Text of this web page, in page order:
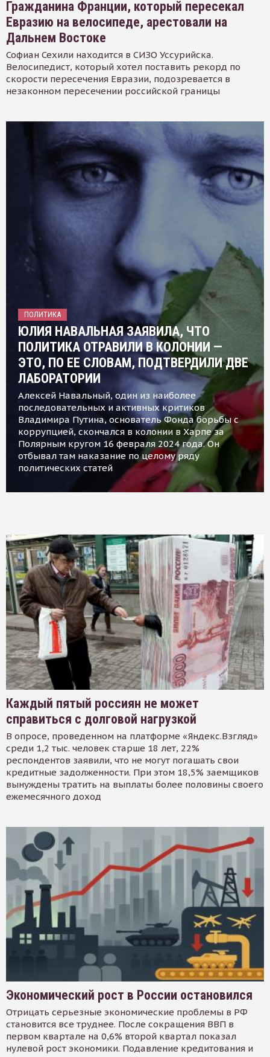
Гражданина Франции, который пересекал
Евразию на велосипеде, арестовали на
Дальнем Востоке
Софиан Сехили находится в СИЗО Уссурийска.
Велосипедист, который хотел поставить рекорд по
скорости пересечения Евразии, подозревается в
незаконном пересечении российской границы
ПОЛИТИКА
ЮЛИЯ НАВАЛЬНАЯ ЗАЯВИЛА, ЧТО
ПОЛИТИКА ОТРАВИЛИ В КОЛОНИИ —
ЭТО, ПО ЕЕ СЛОВАМ, ПОДТВЕРДИЛИ ДВЕ
ЛАБОРАТОРИИ
Алексей Навальный, один из наиболее
последовательных и активных критиков
Владимира Путина, основатель Фонда борьбы с
коррупцией, скончался в колонии в Харпе за
Полярным кругом 16 февраля 2024 года. Он
отбывал там наказание по целому ряду
политических статей
Каждый пятый россиян не может
справиться с долговой нагрузкой
В опросе, проведенном на платформе «Яндекс.Взгляд»
среди 1,2 тыс. человек старше 18 лет, 22%
респондентов заявили, что не могут погашать свои
кредитные задолженности. При этом 18,5% заемщиков
вынуждены тратить на выплаты более половины своего
ежемесячного доход
Экономический рост в России остановился
Отрицать серьезные экономические проблемы в РФ
становится все труднее. После сокращения ВВП в
первом квартале на 0,6% второй квартал показал
нулевой рост экономики. Подавление кредитования и